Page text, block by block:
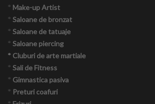
* Make-up Artist
* Saloane de bronzat
* Saloane de tatuaje
* Saloane piercing
* Cluburi de arte martiale
* Sali de Fitness
* Gimnastica pasiva
* Preturi coafuri